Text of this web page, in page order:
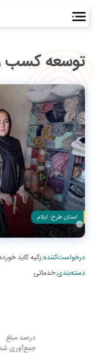
توسعه کسب
استان طرح: ایلام
درخواست‌کننده:زکیه کاید
دسته‌بندی:خدماتی
درصد مبلغ
جمع‌آوری